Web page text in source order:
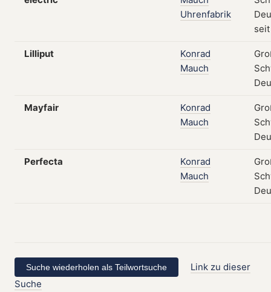
Uhrenfabrik
seit
Lilliput
Konrad
Mauch
Mayfair
Konrad
Mauch
Perfecta
Konrad
Mauch
Link zu dieser
Suche